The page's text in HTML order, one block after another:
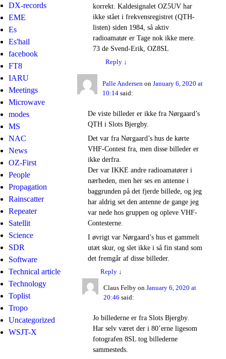
DX-records
EME
Es
Es'hail
facebook
FT8
IARU
Meetings
Microwave
modes
MS
NAC
News
OZ-First
People
Propagation
Rainscatter
Repeater
Satellit
Science
SDR
Software
Technical article
Technology
Toplist
Tropo
Uncategorized
WSJT-X
korrekt. Kaldesignalet OZ5UV har
ikke stået i frekvensregistret (QTH-
listen) siden 1984, så aktiv
radioamatør er Tage nok ikke mere.
73 de Svend-Erik, OZ8SL
Reply ↓
Palle Andersen onJanuary 6, 2020 at
10:14 said:
De viste billeder er ikke fra Nørgaard’s
QTH i Slots Bjergby.
Det var fra Nørgaard’s hus de kørte
VHF-Contest fra, men disse billeder er
ikke derfra.
Der var IKKE andre radioamatører i
nærheden, men her ses en antenne i
baggrunden på det fjerde billede, og jeg
har aldrig set den antenne de gange jeg
var nede hos gruppen og opleve VHF-
Contesterne.
I øvrigt var Nørgaard’s hus et gammelt
utæt skur, og slet ikke i så fin stand som
det fremgår af disse billeder.
Reply ↓
Claus Felby onJanuary 6, 2020 at
20:46 said:
Jo billederne er fra Slots Bjergby.
Har selv været der i 80’erne ligesom
fotografen 8SL tog billederne
sammesteds.